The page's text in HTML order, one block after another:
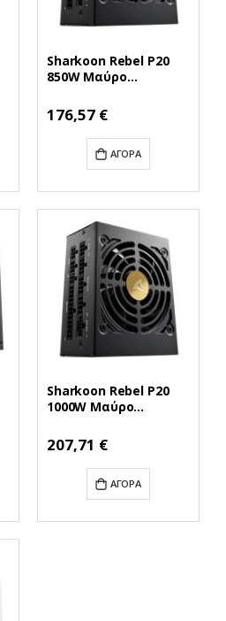
Sharkoon Rebel P20
850W Μαύρο
Υπολογιστή Full
Modular (P20SFX850)
(SHRP20SFX850)
Ειδική
Τιμή
176,57 €
ΑΓΟΡΆ
Sharkoon Rebel P20
1000W Μαύρο
Υπολογιστή Full
Modular (P20SFX1000)
(SHRP20SFX1000)
Ειδική
Τιμή
207,71 €
ΑΓΟΡΆ